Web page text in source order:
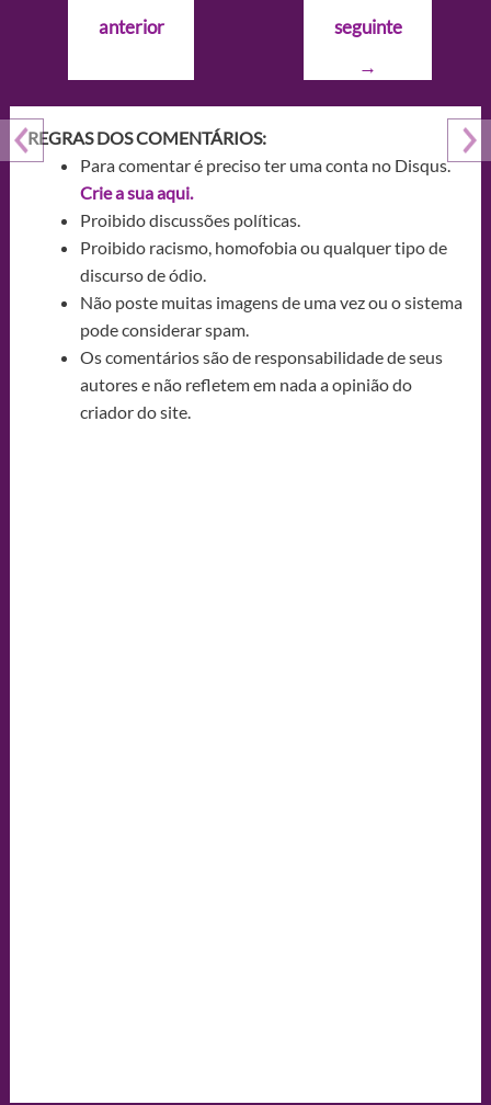
Postanterior
seguinte
→
REGRAS DOS COMENTÁRIOS:
Para comentar é preciso ter uma conta no Disqus.
Crie a sua aqui.
Proibido discussões políticas.
Proibido racismo, homofobia ou qualquer tipo de
discurso de ódio.
Não poste muitas imagens de uma vez ou o sistema
pode considerar spam.
Os comentários são de responsabilidade de seus
autores e não refletem em nada a opinião do
criador do site.